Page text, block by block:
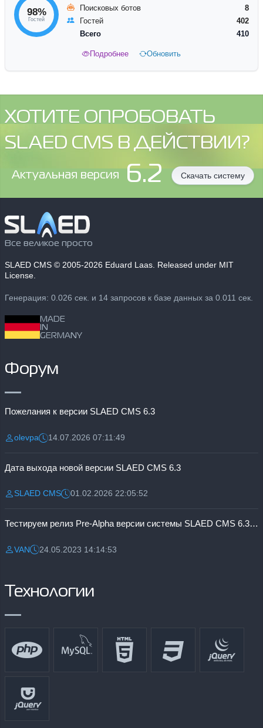
98%
Гостей
Поисковых ботов
8
Гостей
402
Всего
410
Подробнее Обновить
ХОТИТЕ ОПРОБОВАТЬ
SLAED CMS В ДЕЙСТВИИ?
Aктуальная версия 6.2 Скачать систему
Все великое просто
SLAED CMS © 2005-2026 Eduard Laas. Released under MIT
License.
Генерация: 0.026 сек. и 14 запросов к базе данных за 0.011 сек.
MADE
IN
GERMANY
Форум
Пожелания к версии SLAED CMS 6.3
Разместил:
olevpaДата:14.07.2026 07:11:49
Дата выхода новой версии SLAED CMS 6.3
Разместил:
SLAED CMSДата:01.02.2026 22:05:52
Тестируем релиз Pre-Alpha версии системы SLAED CMS 6.3 Pro
Разместил:
VANДата:24.05.2023 14:14:53
Технологии